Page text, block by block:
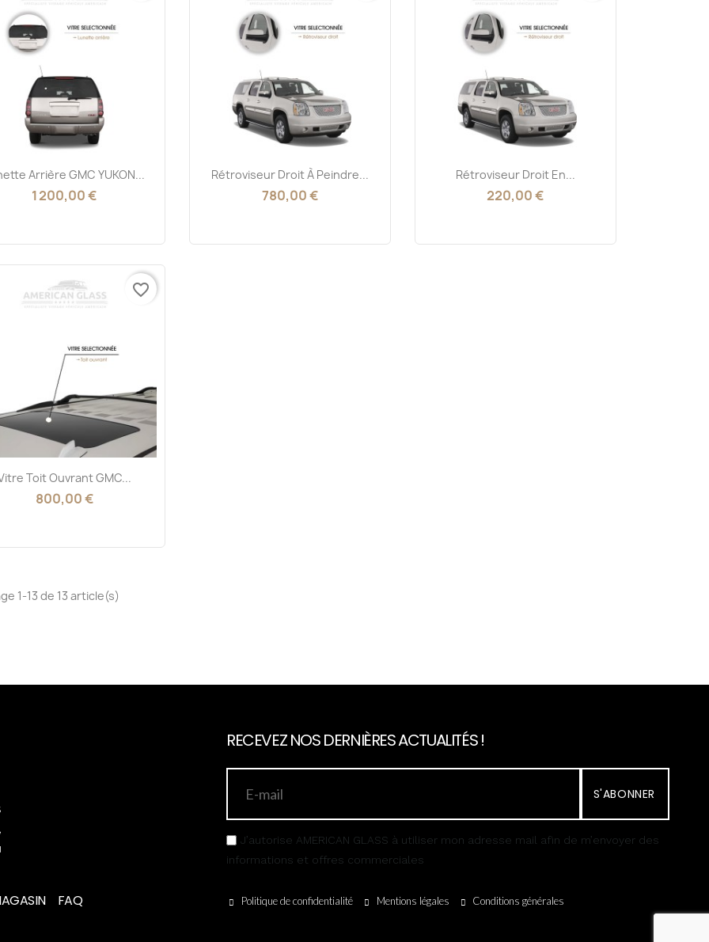
 Aperçu rapide
Arrière GMC YUKON...
1 200,00 €
Aperçu rapide
Rétroviseur Droit À Peindre...
780,00 €
Aperçu rapide
Rétroviseur Droit En...
220,00 €
Aperçu rapide
Toit Ouvrant GMC...
800,00 €
favorite_border
1-13 de 13 article(s)
FAQ
RECEVEZ NOS DERNIÈRES ACTUALITÉS !
S'ABONNER
J’autorise AMERICAN GLASS à utiliser mon adresse mail afin de m’envoyer des
informations et offres commerciales
Politique de confidentialité Mentions légales Conditions générales